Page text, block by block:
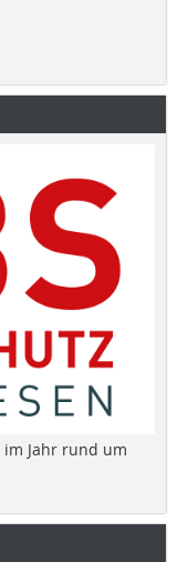
im Jahr rund um